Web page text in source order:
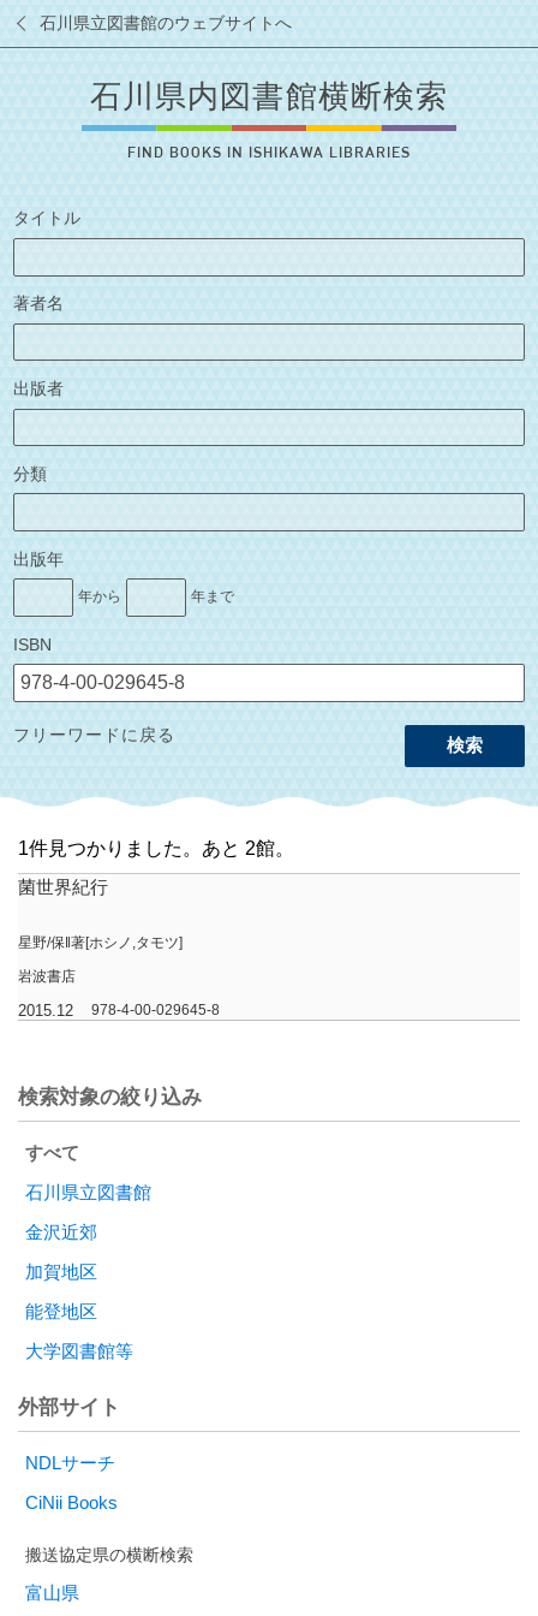
石川県立図書館のウェブサイトへ
石川県内図書館横断検索
FIND BOOKS IN ISHIKAWA LIBRARIES
タイトル
著者名
出版者
分類
出版年
年から 年まで
ISBN
検索
フリーワードに戻る
1件見つかりました。あと 2館。
菌世界紀行
星野/保‖著[ホシノ,タモツ]
岩波書店
2015.12 978-4-00-029645-8
検索対象の絞り込み
すべて
石川県立図書館
金沢近郊
加賀地区
能登地区
大学図書館等
外部サイト
NDLサーチ
CiNii Books
富山県